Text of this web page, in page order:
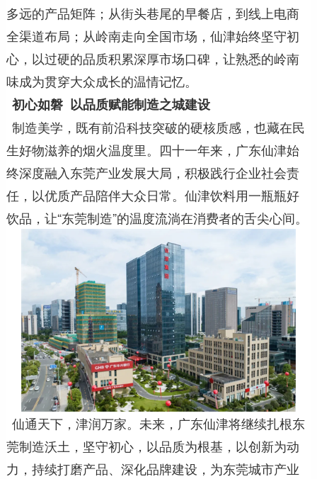
多远的产品矩阵；从街头巷尾的早餐店，到线上电商
全渠道布局；从岭南走向全国市场，仙津始终坚守初
心，以过硬的品质积累深厚市场口碑，让熟悉的岭南
味成为贯穿大众成长的温情记忆。
初心如磐 以品质赋能制造之城建设
制造美学，既有前沿科技突破的硬核质感，也藏在民
生好物滋养的烟火温度里。四十一年来，广东仙津始
终深度融入东莞产业发展大局，积极践行企业社会责
任，以优质产品陪伴大众日常。仙津饮料用一瓶瓶好
饮品，让“东莞制造”的温度流淌在消费者的舌尖心间。
仙通天下，津润万家。未来，广东仙津将继续扎根东
莞制造沃土，坚守初心，以品质为根基，以创新为动
力，持续打磨产品、深化品牌建设，为东莞城市产业